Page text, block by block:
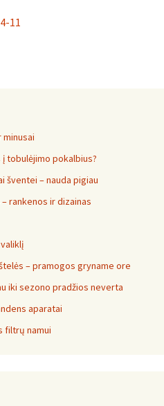
11
minusai
tobulėjimo pokalbius?
šventei – nauda pigiau
rankenos ir dizainas
– pramogos gryname ore
iki sezono pradžios neverta
aparatai
filtrų namui